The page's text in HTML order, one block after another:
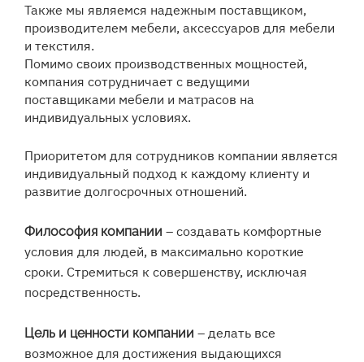
Также мы являемся надежным поставщиком,
производителем мебели, аксессуаров для мебели
и текстиля.
Помимо своих производственных мощностей,
компания сотрудничает с ведущими
поставщиками мебели и матрасов на
индивидуальных условиях.
Приоритетом для сотрудников компании является
индивидуальный подход к каждому клиенту и
развитие долгосрочных отношений.
Философия компании – создавать комфортные
условия для людей, в максимально короткие
сроки. Стремиться к совершенству, исключая
посредственность.
Цель и ценности компании – делать все
возможное для достижения выдающихся